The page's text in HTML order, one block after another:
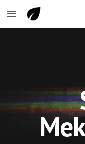
Skip to main content